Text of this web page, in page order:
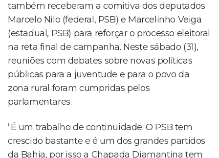
também receberam a comitiva dos deputados
Marcelo Nilo (federal, PSB) e Marcelinho Veiga
(estadual, PSB) para reforçar o processo eleitoral
na reta final de campanha. Neste sábado (31),
reuniões com debates sobre novas políticas
públicas para a juventude e para o povo da
zona rural foram cumpridas pelos
parlamentares.
“É um trabalho de continuidade. O PSB tem
crescido bastante e é um dos grandes partidos
da Bahia, por isso a Chapada Diamantina tem